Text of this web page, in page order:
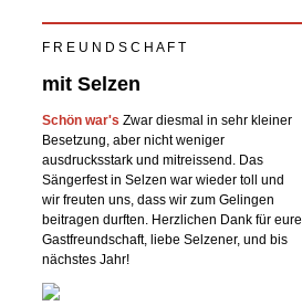
F R E U N D S C H A F T
mit Selzen
Schön war's Zwar diesmal in sehr kleiner
Besetzung, aber nicht weniger
ausdrucksstark und mitreissend. Das
Sängerfest in Selzen war wieder toll und
wir freuten uns, dass wir zum Gelingen
beitragen durften. Herzlichen Dank für eure
Gastfreundschaft, liebe Selzener, und bis
nächstes Jahr!